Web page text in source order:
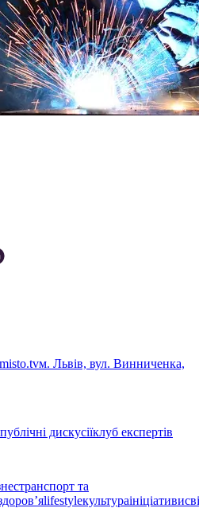
м. Львів, вул. Винниченка,
публічні дискусіїклуб експертів
транспорт та
lifestyleкультураініціативи